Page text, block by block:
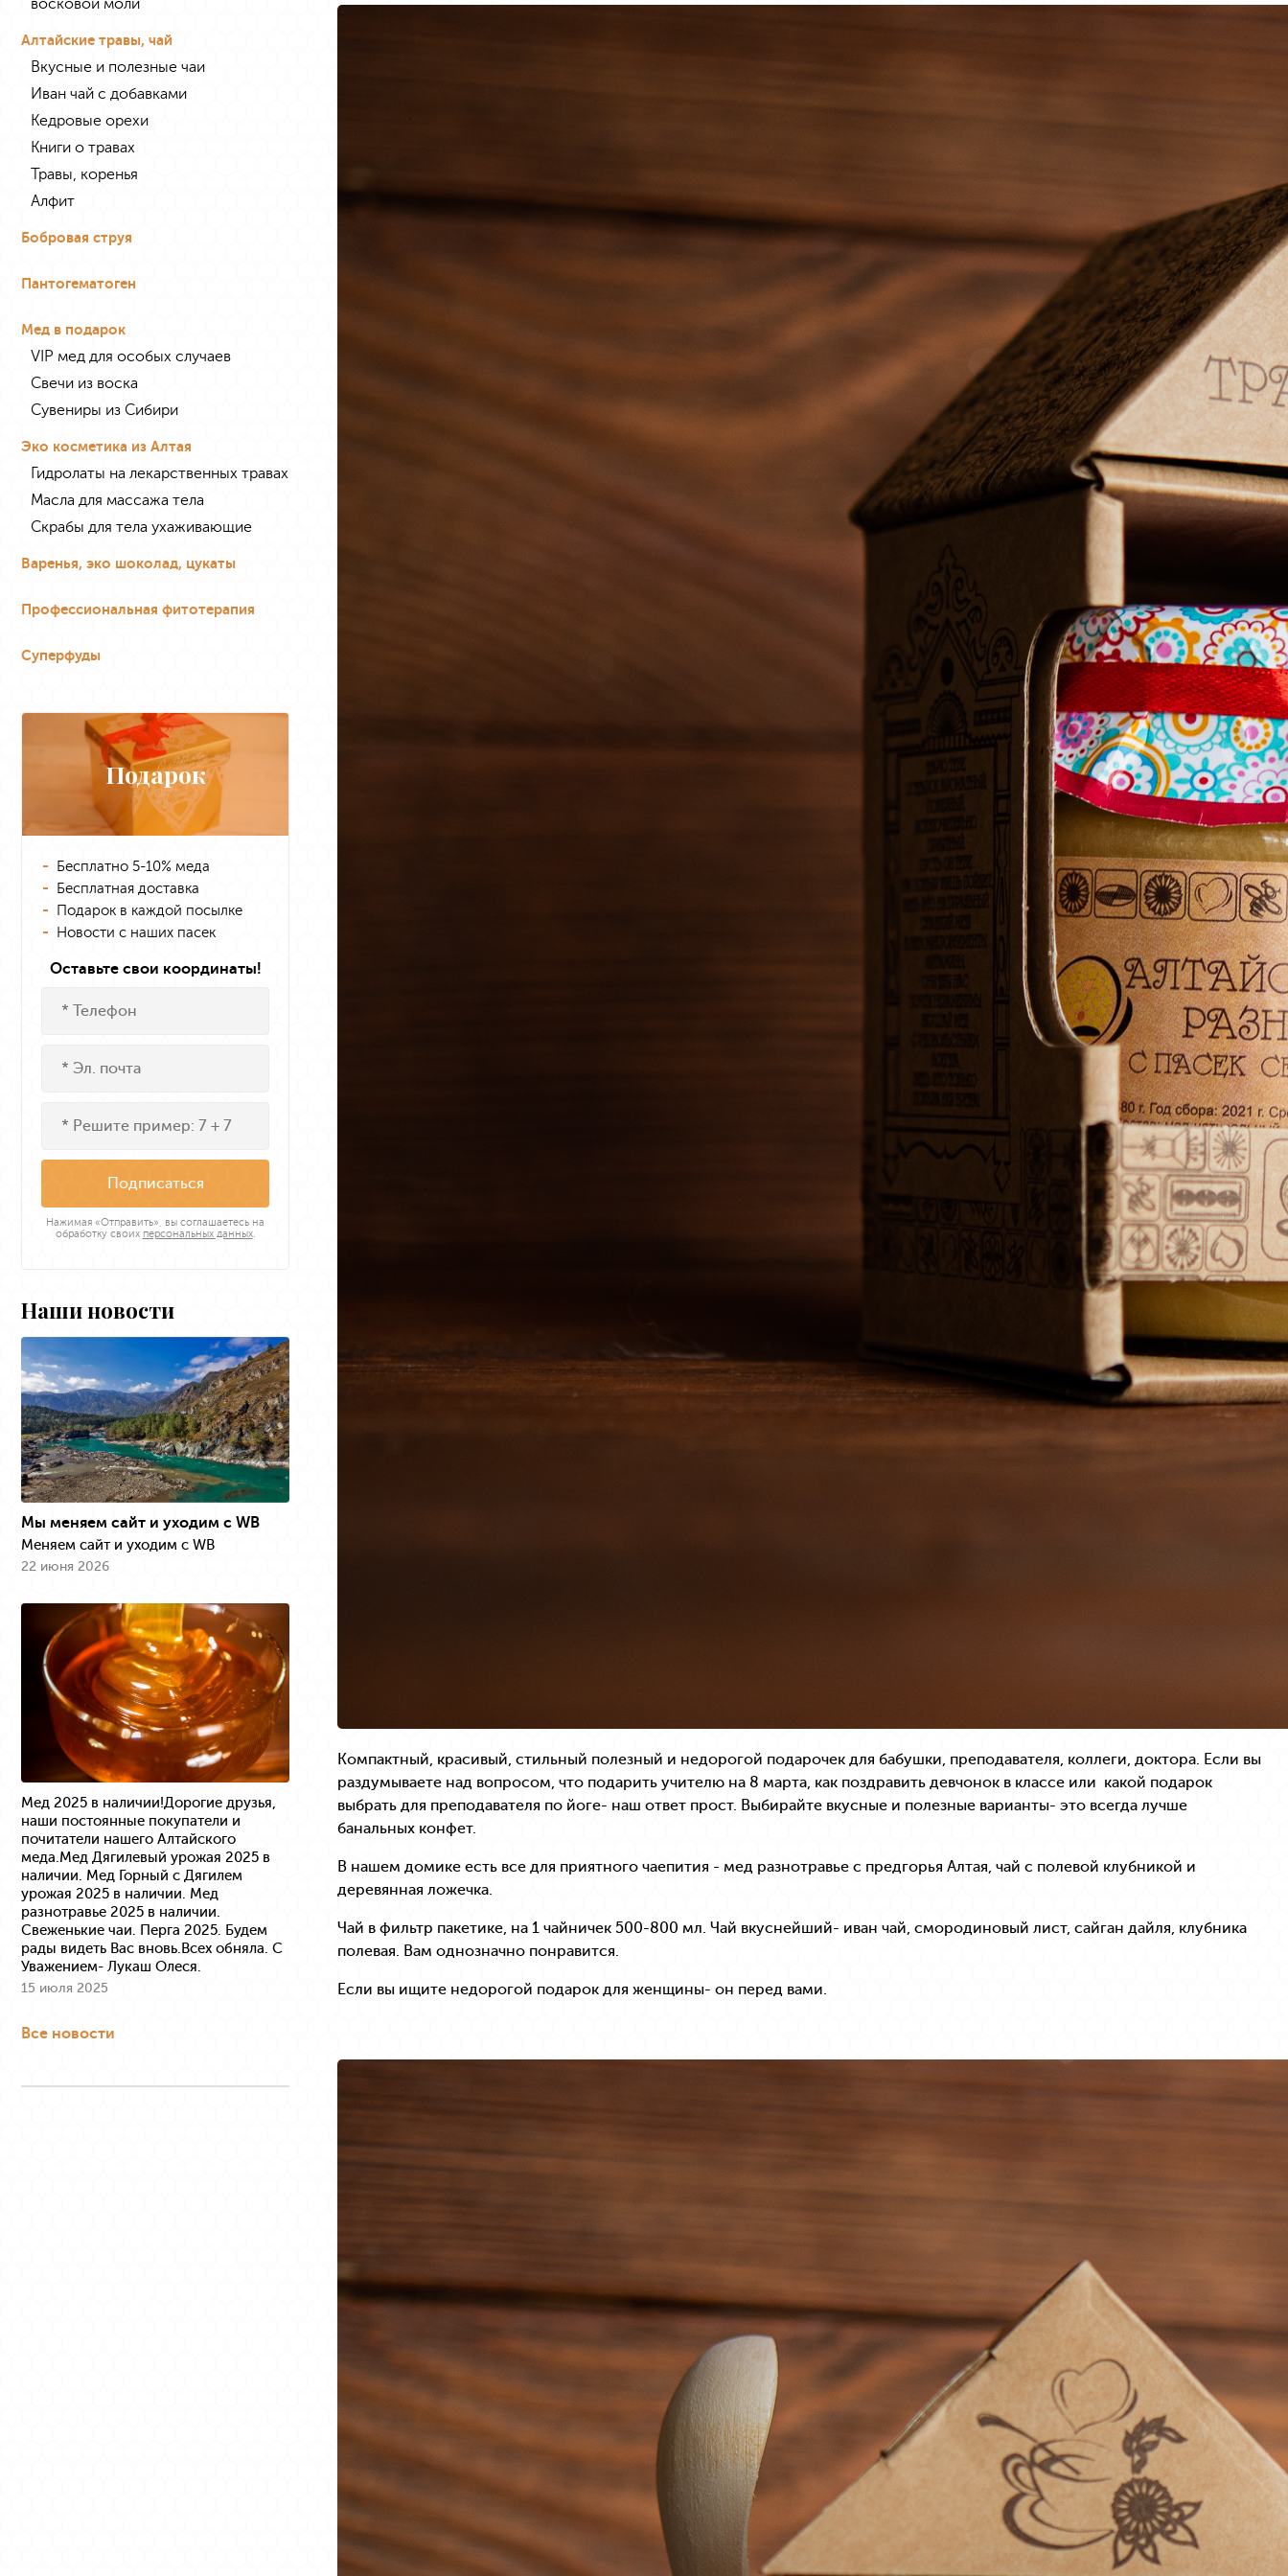
Алтайские травы, чай
Вкусные и полезные чаи
Иван чай с добавками
Кедровые орехи
Книги о травах
Травы, коренья
Алфит
Бобровая струя
Пантогематоген
Мед в подарок
VIP мед для особых случаев
Свечи из воска
Сувениры из Сибири
Эко косметика из Алтая
Гидролаты на лекарственных травах
Масла для массажа тела
Скрабы для тела ухаживающие
Варенья, эко шоколад, цукаты
Профессиональная фитотерапия
Суперфуды
Подарок
Бесплатно 5-10% меда
Бесплатная доставка
Подарок в каждой посылке
Новости с наших пасек
Оставьте свои координаты!
Подписаться
Нажимая «Отправить», вы соглашаетесь на
обработку своих персональных данных.
Наши новости
Мы меняем сайт и уходим с WB
Меняем сайт и уходим с WB
22 июня 2026
Мед 2025 в наличии!Дорогие друзья,
наши постоянные покупатели и
почитатели нашего Алтайского
меда.Мед Дягилевый урожая 2025 в
наличии. Мед Горный с Дягилем
урожая 2025 в наличии. Мед
разнотравье 2025 в наличии.
Свеженькие чаи. Перга 2025. Будем
рады видеть Вас вновь.Всех обняла. С
Уважением- Лукаш Олеся.
15 июля 2025
Все новости
Компактный, красивый, стильный полезный и недорогой подарочек для бабушки, преподавателя, коллеги, доктора. Если вы
раздумываете над вопросом, что подарить учителю на 8 марта, как поздравить девчонок в классе или какой подарок
выбрать для преподавателя по йоге- наш ответ прост. Выбирайте вкусные и полезные варианты- это всегда лучше
банальных конфет.
В нашем домике есть все для приятного чаепития - мед разнотравье с предгорья Алтая, чай с полевой клубникой и
деревянная ложечка.
Чай в фильтр пакетике, на 1 чайничек 500-800 мл. Чай вкуснейший- иван чай, смородиновый лист, сайган дайля, клубника
полевая. Вам однозначно понравится.
Если вы ищите недорогой подарок для женщины- он перед вами.